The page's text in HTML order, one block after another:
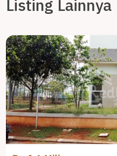
Listing Lainnya